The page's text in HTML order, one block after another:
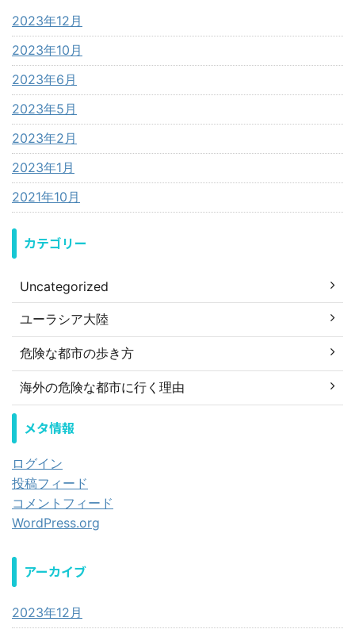
2023年12月
2023年10月
2023年6月
2023年5月
2023年2月
2023年1月
2021年10月
カテゴリー
Uncategorized
ユーラシア大陸
危険な都市の歩き方
海外の危険な都市に行く理由
メタ情報
ログイン
投稿フィード
コメントフィード
WordPress.org
アーカイブ
2023年12月